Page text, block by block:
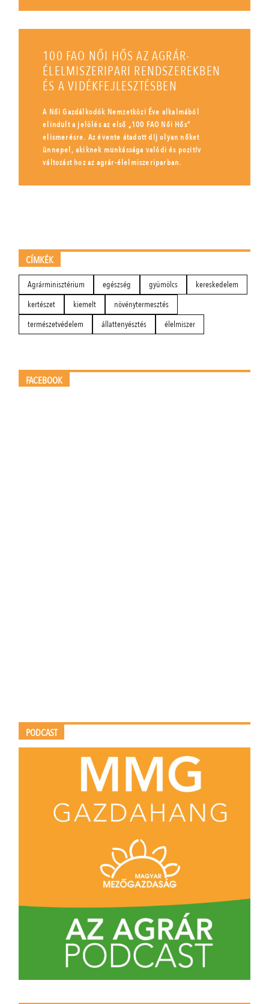
100 FAO NŐI HŐS AZ AGRÁR-
ÉLELMISZERIPARI RENDSZEREKBEN
ÉS A VIDÉKFEJLESZTÉSBEN
A Női Gazdálkodók Nemzetközi Éve alkalmából
elindult a jelölés az első „100 FAO Női Hős”
elismerésre. Az évente átadott díj olyan nőket
ünnepel, akiknek munkássága valódi és pozitív
változást hoz az agrár-élelmiszeriparban.
CÍMKÉK
Agrárminisztérium egészség gyümölcs
kereskedelem
kertészet
kiemelt
növénytermesztés
természetvédelem
állattenyésztés élelmiszer
FACEBOOK
PODCAST